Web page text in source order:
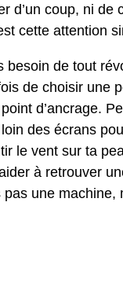
d’un coup, ni
cette attention
besoin de tout
de choisir une
d’ancrage.
des écrans
le vent sur ta
à retrouver
pas une